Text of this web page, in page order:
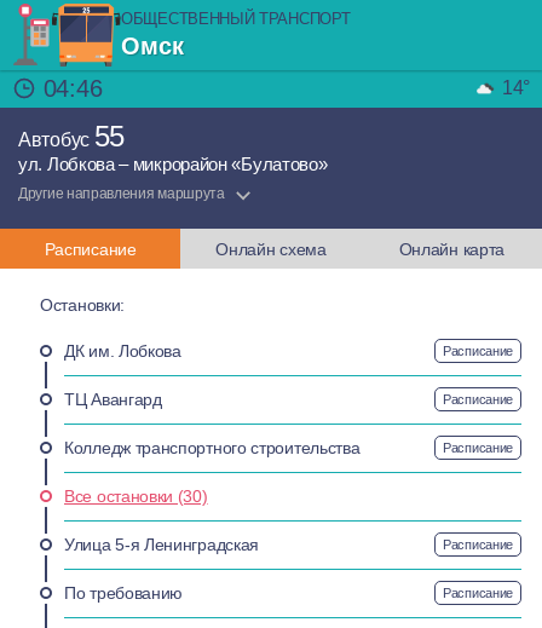
ОБЩЕСТВЕННЫЙ ТРАНСПОРТ
Омск
04:46
14°
Автобус 55
ул. Лобкова – микрорайон «Булатово»
Другие направления маршрута
Расписание Онлайн схема Онлайн карта
Остановки:
ДК им. Лобкова Расписание
ТЦ Авангард Расписание
Колледж транспортного строительства Расписание
Все остановки (30)
Улица 5-я Ленинградская Расписание
По требованию Расписание